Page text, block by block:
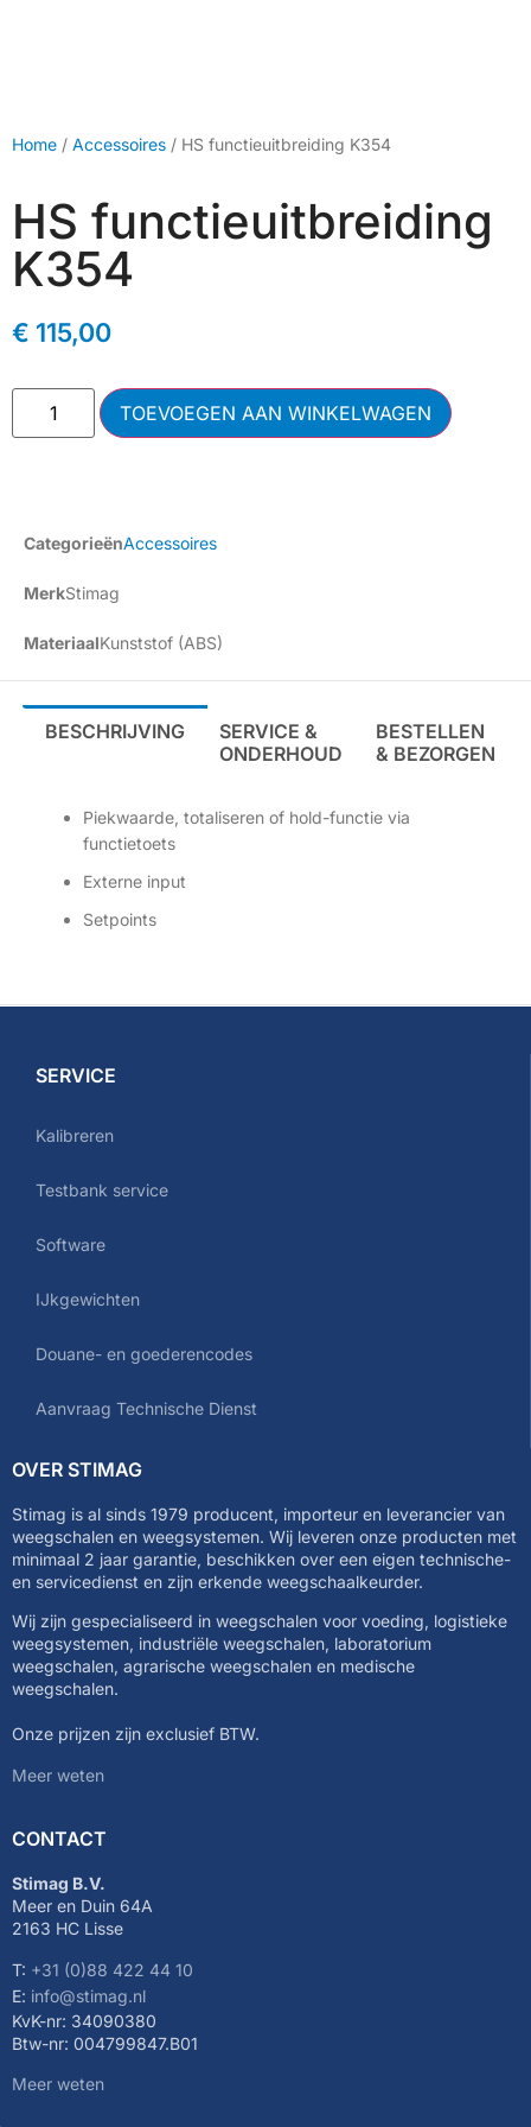
Home / Accessoires / HS functieuitbreiding K354
HS functieuitbreiding
K354
€ 115,00
TOEVOEGEN AAN WINKELWAGEN
CategorieënAccessoires
MerkStimag
MateriaalKunststof (ABS)
BESCHRIJVING
SERVICE &
ONDERHOUD
BESTELLEN
& BEZORGEN
Piekwaarde, totaliseren of hold-functie via
functietoets
Externe input
Setpoints
SERVICE
Kalibreren
Testbank service
Software
IJkgewichten
Douane- en goederencodes
Aanvraag Technische Dienst
OVER STIMAG
Stimag is al sinds 1979 producent, importeur en leverancier van
weegschalen en weegsystemen. Wij leveren onze producten met
minimaal 2 jaar garantie, beschikken over een eigen technische-
en servicedienst en zijn erkende weegschaalkeurder.
Wij zijn gespecialiseerd in weegschalen voor voeding, logistieke
weegsystemen, industriële weegschalen, laboratorium
weegschalen, agrarische weegschalen en medische
weegschalen.
Onze prijzen zijn exclusief BTW.
Meer weten
CONTACT
Stimag B.V.
Meer en Duin 64A
2163 HC Lisse
T: +31 (0)88 422 44 10
E: info@stimag.nl
KvK-nr: 34090380
Btw-nr: 004799847.B01
Meer weten